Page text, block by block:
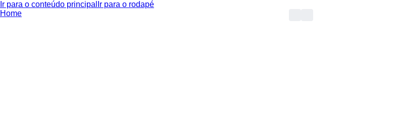
Ir para o conteúdo principal Ir para o rodapé
Home